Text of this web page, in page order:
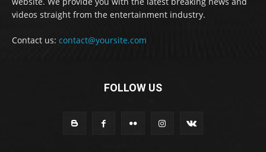
videos straight from the entertainment industry.
Contact us: contact@yoursite.com
FOLLOW US